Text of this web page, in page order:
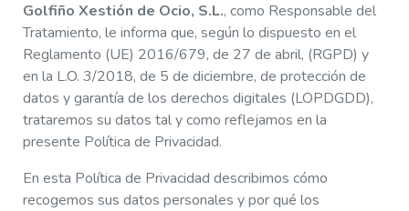
Golfiño Xestión de Ocio, S.L., como Responsable del
Tratamiento, le informa que, según lo dispuesto en el
Reglamento (UE) 2016/679, de 27 de abril, (RGPD) y
en la L.O. 3/2018, de 5 de diciembre, de protección de
datos y garantía de los derechos digitales (LOPDGDD),
trataremos su datos tal y como reflejamos en la
presente Política de Privacidad.
En esta Política de Privacidad describimos cómo
recogemos sus datos personales y por qué los